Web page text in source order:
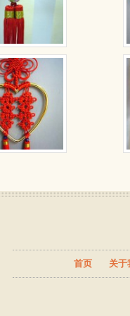
首页 关于